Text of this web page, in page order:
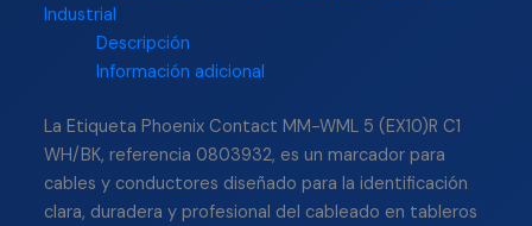
Industrial
Descripción
Información adicional
La Etiqueta Phoenix Contact MM-WML 5 (EX10)R C1
WH/BK, referencia 0803932, es un marcador para
cables y conductores diseñado para la identificación
clara, duradera y profesional del cableado en tableros